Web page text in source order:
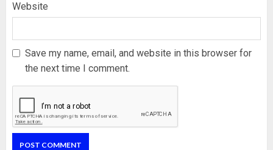
Website
Save my name, email, and website in this browser for
the next time I comment.